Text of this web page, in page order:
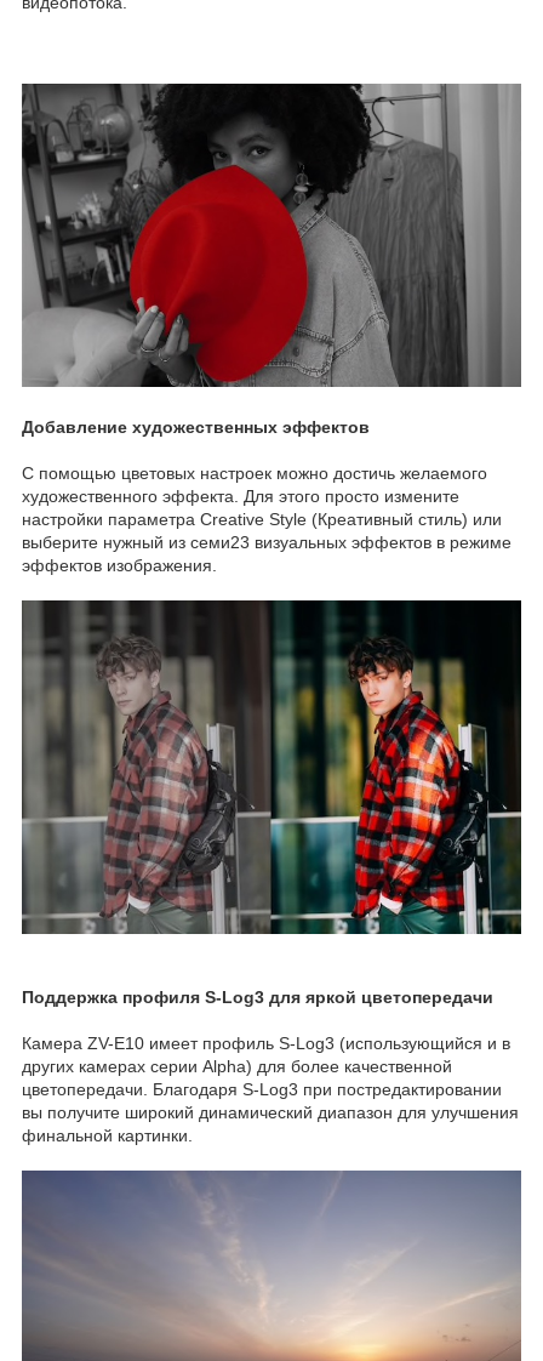
Добавление художественных эффектов
С помощью цветовых настроек можно достичь желаемого
художественного эффекта. Для этого просто измените
настройки параметра Creative Style (Креативный стиль) или
выберите нужный из семи23 визуальных эффектов в режиме
эффектов изображения.
Поддержка профиля S-Log3 для яркой цветопередачи
Камера ZV-E10 имеет профиль S-Log3 (использующийся и в
других камерах серии Alpha) для более качественной
цветопередачи. Благодаря S-Log3 при постредактировании
вы получите широкий динамический диапазон для улучшения
финальной картинки.